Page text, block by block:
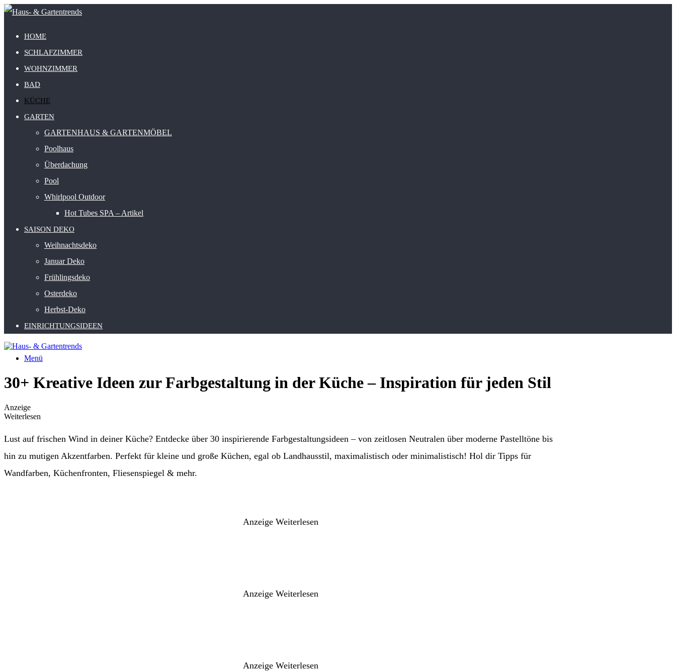
HOME
SCHLAFZIMMER
WOHNZIMMER
BAD
KÜCHE
GARTEN
GARTENHAUS & GARTENMÖBEL
Poolhaus
Überdachung
Pool
Whirlpool Outdoor
Hot Tubes SPA – Artikel
SAISON DEKO
Weihnachtsdeko
Januar Deko
Frühlingsdeko
Osterdeko
Herbst-Deko
EINRICHTUNGSIDEEN
Menü
30+ Kreative Ideen zur Farbgestaltung in der Küche – Inspiration für jeden Stil
Anzeige
Weiterlesen
Lust auf frischen Wind in deiner Küche? Entdecke über 30 inspirierende Farbgestaltungsideen – von zeitlosen Neutralen über moderne Pastelltöne bis
hin zu mutigen Akzentfarben. Perfekt für kleine und große Küchen, egal ob Landhausstil, maximalistisch oder minimalistisch! Hol dir Tipps für
Wandfarben, Küchenfronten, Fliesenspiegel & mehr.
Anzeige Weiterlesen
Anzeige Weiterlesen
Anzeige Weiterlesen